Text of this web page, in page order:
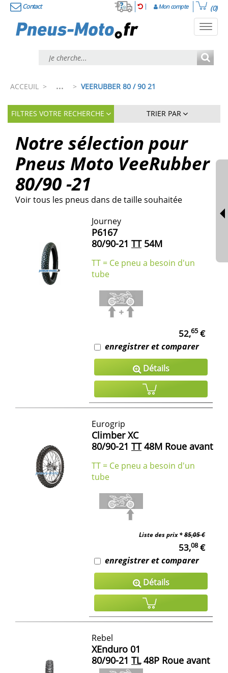
Contact Mon compte (0)
ACCEUIL > ... > VEERUBBER 80 / 90 21
FILTRES VOTRE RECHERCHE TRIER PAR
Notre sélection pour
Pneus Moto VeeRubber
80/90 -21
Voir tous les pneus dans de taille souhaitée
Journey
P6167
80/90-21 TT54M
TT = Ce pneu a besoin d'un
tube
52,65€
enregistrer et comparer
Détails
Eurogrip
Climber XC
80/90-21 TT48M Roue avant
TT = Ce pneu a besoin d'un
tube
Liste des prix *85,05 €
53,08€
enregistrer et comparer
Détails
Rebel
XEnduro 01
80/90-21 TL48P Roue avant